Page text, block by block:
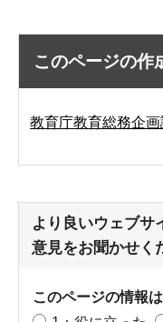
このページの作
教育庁教育総務企
より良いウェブサ
意見をお聞かせく
このページの情報